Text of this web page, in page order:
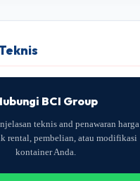
BCI Group
teknis and penawaran harga
rental, pembelian, atau modifikasi
kontainer Anda.